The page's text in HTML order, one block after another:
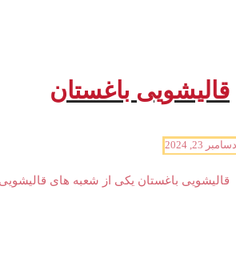
قالیشویی باغستان
دسامبر 23, 2024
قالیشویی باغستان یکی از شعبه های